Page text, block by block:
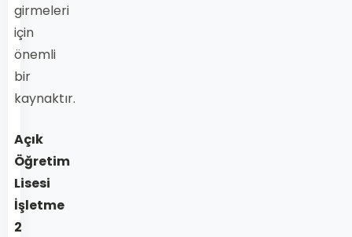
girmeleri
için
önemli
bir
kaynaktır.
Açık
Öğretim
Lisesi
İşletme
2